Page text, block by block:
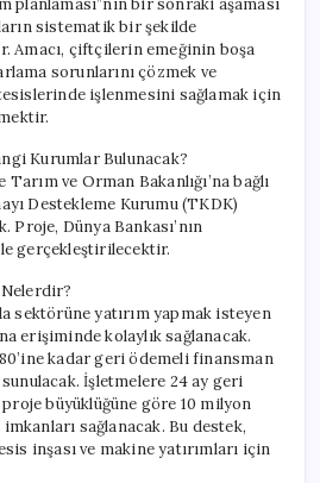
sistematik bir şekilde
Amacı, çiftçilerin emeğinin boşa
sorunlarını çözmek ve
işlenmesini sağlamak için
Kurumlar Bulunacak?
ve Orman Bakanlığı’na bağlı
Destekleme Kurumu (TKDK)
Dünya Bankası’nın
gerçekleştirilecektir.
sektörüne yatırım yapmak isteyen
erişiminde kolaylık sağlanacak.
80’ine kadar geri ödemeli finansman
İşletmelere 24 ay geri
büyüklüğüne göre 10 milyon
sağlanacak. Bu destek,
inşası ve makine yatırımları için